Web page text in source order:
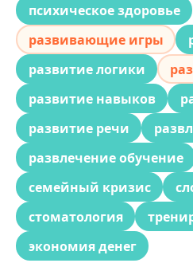
психическое здоровье
развивающие игры
развитие логики
развитие навыков
развитие речи
развлечение обучение
семейный кризис
стоматология
экономия денег